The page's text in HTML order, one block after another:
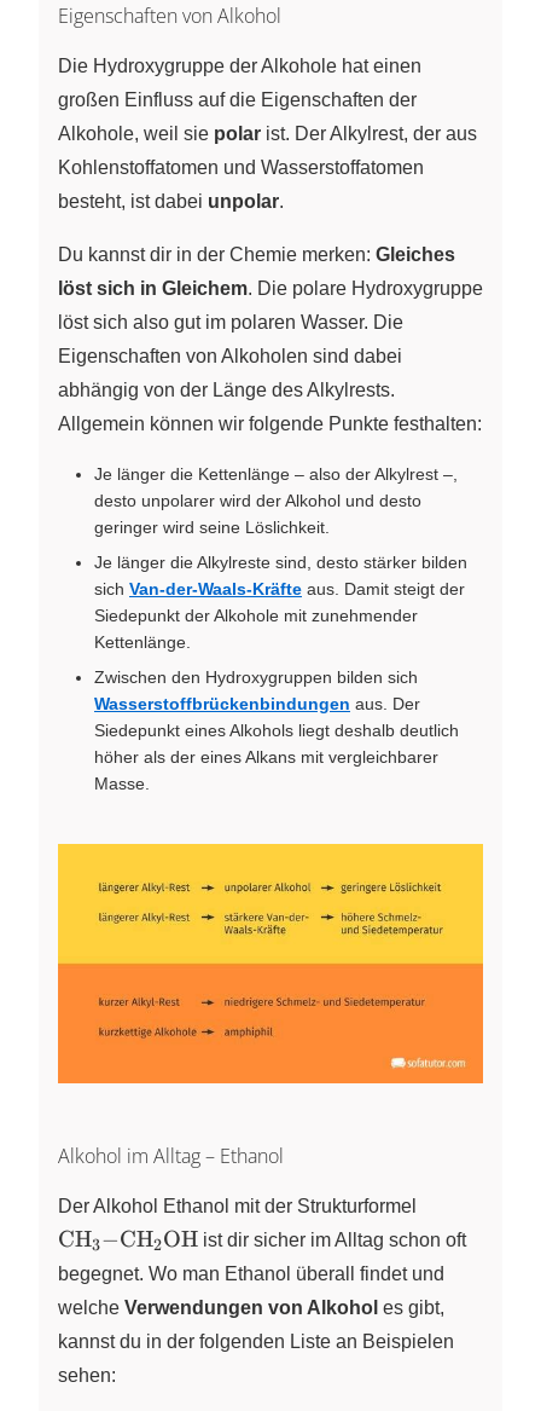
Eigenschaften von Alkohol
Die Hydroxygruppe der Alkohole hat einen
großen Einfluss auf die Eigenschaften der
Alkohole, weil sie polar ist. Der Alkylrest, der aus
Kohlenstoffatomen und Wasserstoffatomen
besteht, ist dabei unpolar.
Du kannst dir in der Chemie merken: Gleiches
löst sich in Gleichem. Die polare Hydroxygruppe
löst sich also gut im polaren Wasser. Die
Eigenschaften von Alkoholen sind dabei
abhängig von der Länge des Alkylrests.
Allgemein können wir folgende Punkte festhalten:
Je länger die Kettenlänge – also der Alkylrest –,
desto unpolarer wird der Alkohol und desto
geringer wird seine Löslichkeit.
Je länger die Alkylreste sind, desto stärker bilden
sich Van-der-Waals-Kräfte aus. Damit steigt der
Siedepunkt der Alkohole mit zunehmender
Kettenlänge.
Zwischen den Hydroxygruppen bilden sich
Wasserstoffbrückenbindungen aus. Der
Siedepunkt eines Alkohols liegt deshalb deutlich
höher als der eines Alkans mit vergleichbarer
Masse.
Alkohol im Alltag – Ethanol
Der Alkohol Ethanol mit der Strukturformel
CH2OH}
CHX
3−CHX
2OH ist dir sicher im Alltag schon oft
begegnet. Wo man Ethanol überall findet und
welche Verwendungen von Alkohol es gibt,
kannst du in der folgenden Liste an Beispielen
sehen: